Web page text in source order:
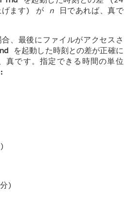
げます) が n 日であれば、真で
、最後にファイルがアクセスさ
を起動した時刻との差が正確に
です。指定できる時間の単位
)